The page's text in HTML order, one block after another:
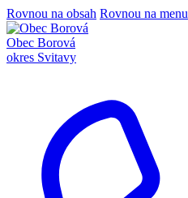
Rovnou na obsah Rovnou na menu
Obec Borová
okres Svitavy